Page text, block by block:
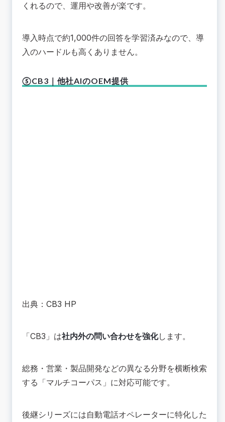
くれるので、運用や改善が楽です。
導入時点で約1,000件の回答を学習済みなので、導
入のハードルも高くありません。
⑤CB3｜他社AIのOEM提供
出典： CB3 HP
「CB3」は社内外の問い合わせを強化します。
総務・営業・製品開発などの異なる分野を横断検索
する「マルチコーパス」に対応可能です。
後継シリーズには自動電話オペレーターに特化した